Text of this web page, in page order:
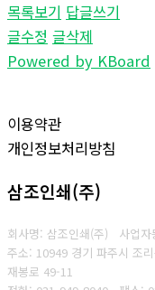
목록보기 답글쓰기
글수정 글삭제
Powered by KBoard
이용약관
개인정보처리방침
삼조인쇄(주)
회사명: 삼조인쇄(주) 사업
주소: 10949 경기 파주시 조
재봉로 49-11